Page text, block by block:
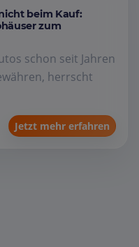
beim Kauf:
zum
schon seit Jahren
herrscht
Jetzt mehr erfahren